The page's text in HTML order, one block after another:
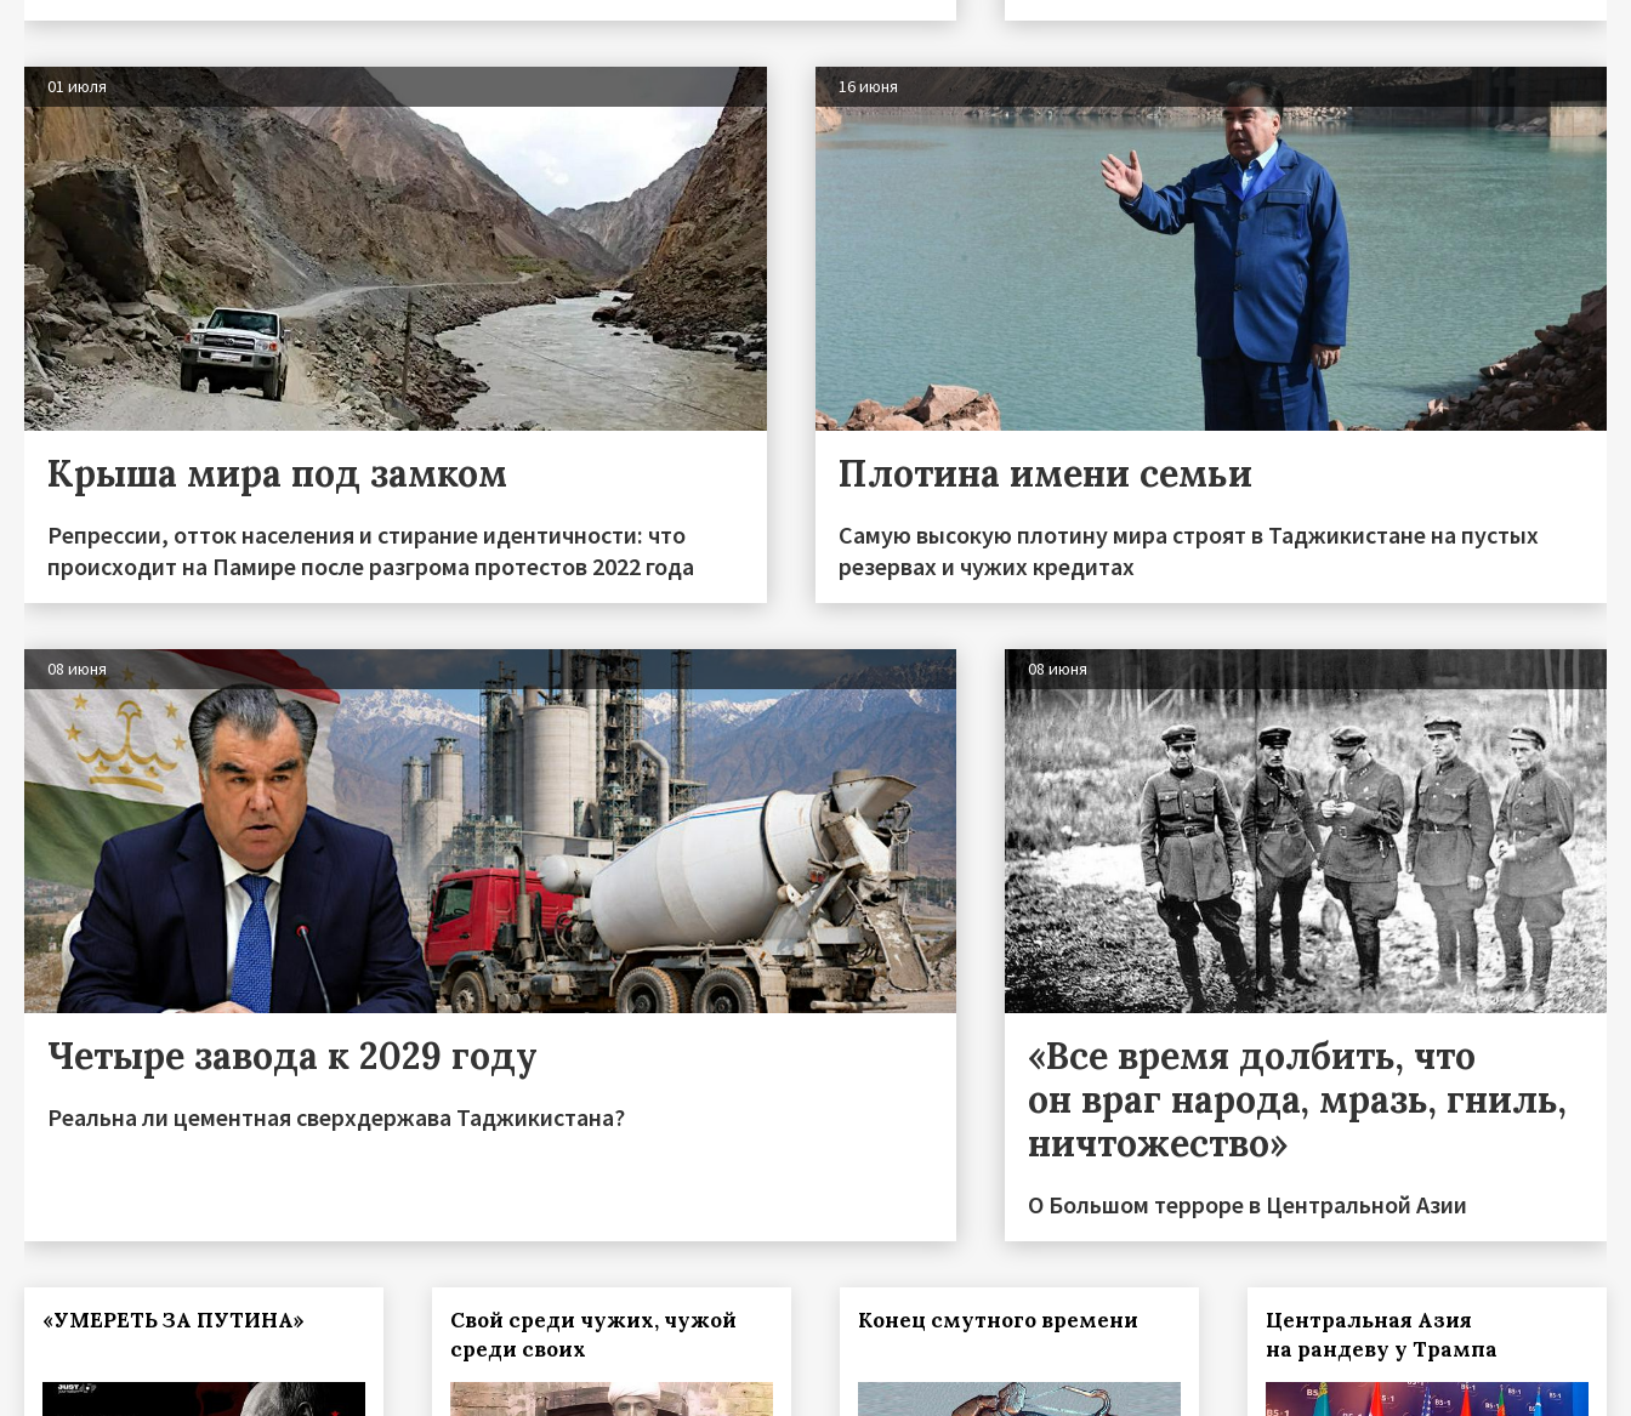
01 июля
Крыша мира под замком
Репрессии, отток населения и стирание идентичности: что
происходит на Памире после разгрома протестов 2022 года
16 июня
Плотина имени семьи
Самую высокую плотину мира строят в Таджикистане на пустых
резервах и чужих кредитах
08 июня
Четыре завода к 2029 году
Реальна ли цементная сверхдержава Таджикистана?
08 июня
«Все время долбить, что
он враг народа, мразь, гниль,
ничтожество»
О Большом терроре в Центральной Азии
«УМЕРЕТЬ ЗА ПУТИНА»
Свой среди чужих, чужой
среди своих
Конец смутного времени
Центральная Азия
на рандеву у Трампа